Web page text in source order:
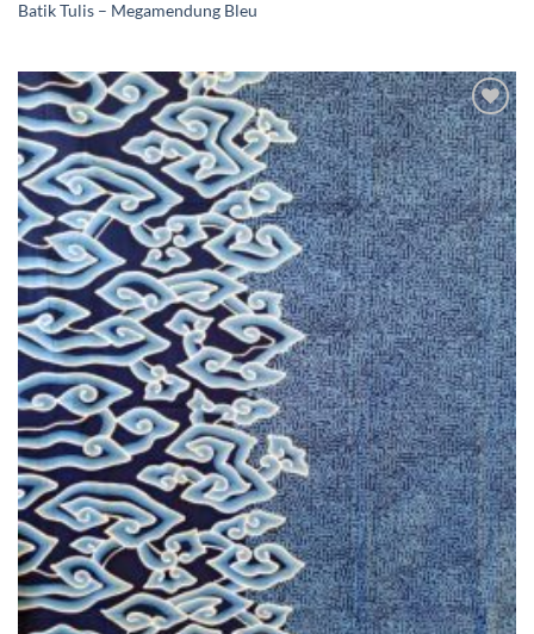
Batik Tulis – Megamendung Bleu
Ajouter
à la liste
de
souhaits